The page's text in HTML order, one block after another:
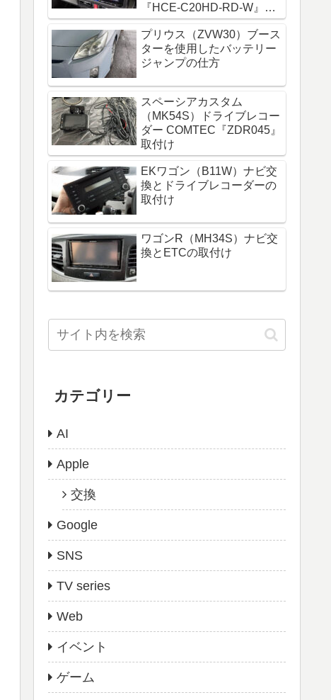
『HCE-C20HD-RD-W』取
付け
プリウス（ZVW30）ブース
ターを使用したバッテリー
ジャンプの仕方
スペーシアカスタム
（MK54S）ドライブレコー
ダー COMTEC『ZDR045』
取付け
EKワゴン（B11W）ナビ交
換とドライブレコーダーの
取付け
ワゴンR（MH34S）ナビ交
換とETCの取付け
カテゴリー
AI
Apple
交換
Google
SNS
TV series
Web
イベント
ゲーム